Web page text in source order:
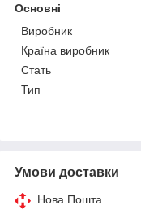
Основні
Виробник
Країна виробник
Стать
Тип
Умови доставки
Нова Пошта